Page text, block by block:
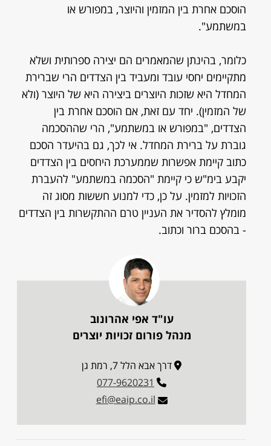
הוסכם אחרת בין המזמין והיוצר, במפורש או
במשתמע".
כלומר, בהינתן שהמאמרים הם יצירה ספרותית ושלא
מתקיימים יחסי עובד ומעביד בין הצדדים הרי שברירת
המחדל היא שזכות היוצרים ביצירה היא של היוצר (ולא
של המזמין). יחד עם זאת, אם הוסכם אחרת בין
הצדדים, "במפורש או במשתמע", הרי שההסכמה
גוברת על ברירת המחדל. אי לכך, גם בהיעדר הסכם
כתוב קיימת אפשרות שממערכת היחסים בין הצדדים
יקבע בימ"ש כי קיימת "הסכמה במשתמע" להעברת
הזכויות למזמין. על כן, כדי למנוע חששות מסוג זה
מומלץ להסדיר את העניין טרם ההתקשרות בין הצדדים
- בהסכם ברור וכתוב.
עו"ד אפי אהרונוב
מנהל פורום זכויות יוצרים
דרך אבא הלל 7, רמת גן
077-9620231
efi@eaip.co.il